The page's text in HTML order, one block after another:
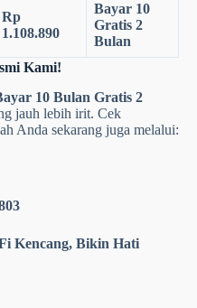
Rp
1.108.890
Bayar 10
Gratis 2
Bulan
Kami!
10 Bulan Gratis 2
jauh lebih irit. Cek
Anda sekarang juga melalui:
Kencang, Bikin Hati